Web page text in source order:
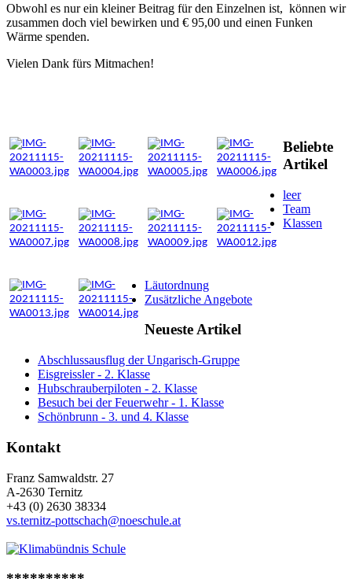
Obwohl es nur ein kleiner Beitrag für den Einzelnen ist, können wir
zusammen doch viel bewirken und € 95,00 und einen Funken
Wärme spenden.
Vielen Dank fürs Mitmachen!
Beliebte
Artikel
leer
Team
Klassen
Läutordnung
Zusätzliche Angebote
Neueste Artikel
Abschlussausflug der Ungarisch-Gruppe
Eisgreissler - 2. Klasse
Hubschrauberpiloten - 2. Klasse
Besuch bei der Feuerwehr - 1. Klasse
Schönbrunn - 3. und 4. Klasse
Kontakt
Franz Samwaldstr. 27
A-2630 Ternitz
+43 (0) 2630 38334
vs.ternitz-pottschach@noeschule.at